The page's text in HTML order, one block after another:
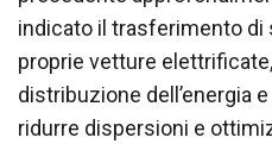
indicato il trasferimento di
proprie vetture
distribuzione dell’energia
ridurre dispersioni e